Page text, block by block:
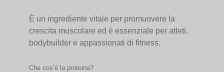
È un ingrediente vitale per promuovere la
crescita muscolare ed è essenziale per atleti,
bodybuilder e appassionati di fitness.
Che cos’è la proteina?